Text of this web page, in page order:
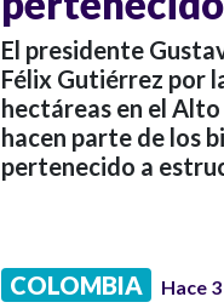
El presidente
Félix Gutiérrez por
hectáreas en el
hacen parte de los
pertenecido a
COLOMBIA Hace